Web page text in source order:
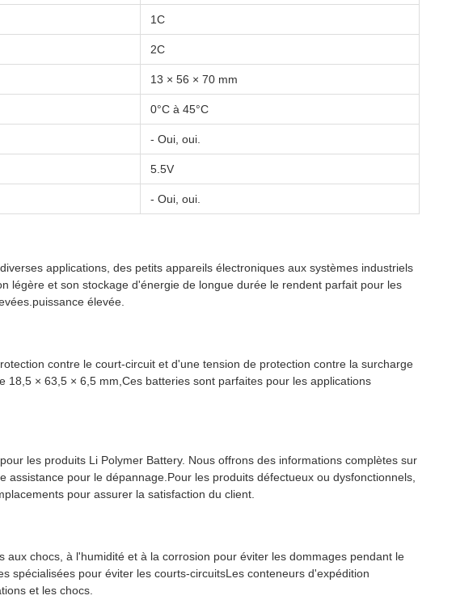
1C
2C
13 × 56 × 70 mm
0°C à 45°C
- Oui, oui.
5.5V
- Oui, oui.
applications, des petits appareils électroniques aux systèmes industriels
légère et son stockage d'énergie de longue durée le rendent parfait pour les
élevée.
contre le court-circuit et d'une tension de protection contre la surcharge
× 63,5 × 6,5 mm,Ces batteries sont parfaites pour les applications
les produits Li Polymer Battery. Nous offrons des informations complètes sur
pour le dépannage.Pour les produits défectueux ou dysfonctionnels,
pour assurer la satisfaction du client.
chocs, à l'humidité et à la corrosion pour éviter les dommages pendant le
spécialisées pour éviter les courts-circuitsLes conteneurs d'expédition
et les chocs.